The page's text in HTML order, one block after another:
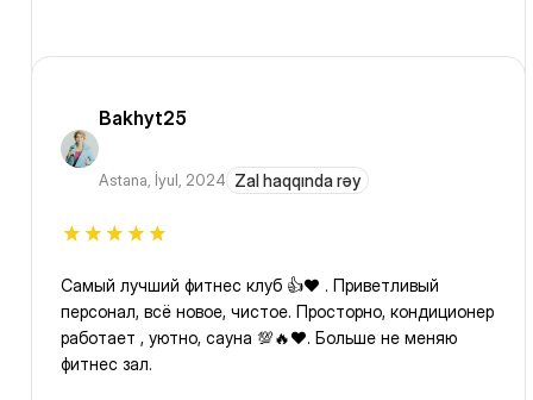
Bakhyt25
Astana, İyul, 2024 Zal haqqında rəy
Самый лучший фитнес клуб 👍❤️ . Приветливый
персонал, всё новое, чистое. Просторно, кондиционер
работает , уютно, сауна 💯🔥❤️. Больше не меняю
фитнес зал.